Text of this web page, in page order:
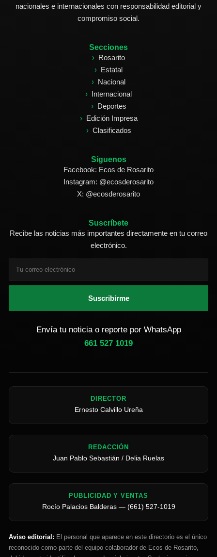
nacionales e internacionales con responsabilidad editorial y
compromiso social.
Secciones
Rosarito
Estatal
Nacional
Internacional
Deportes
Edición Impresa
Clasificados
Síguenos
Facebook: Ecos de Rosarito
Instagram: @ecosderosarito
X: @ecosderosarito
Suscríbete
Recibe las noticias más importantes directamente en tu correo
electrónico.
Suscribirme
Envía tu noticia o reporte por WhatsApp
661 527 1019
DIRECTOR
Ernesto Calvillo Ureña
REDACCIÓN
Juan Pablo Sebastián / Delia Ruelas
PUBLICIDAD Y VENTAS
Rocío Palacios Balderas — (661) 527-1019
Aviso editorial: El personal que aparece en este directorio es el único
reconocido como parte del equipo colaborador de Ecos de Rosarito,